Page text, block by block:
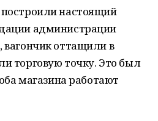
настоящий
администрации
вагончик оттащили в
торговую точку. Это был
магазина работают